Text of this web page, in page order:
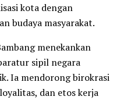
kota dengan
budaya masyarakat.
menekankan
sipil negara
Ia mendorong birokrasi
dan etos kerja